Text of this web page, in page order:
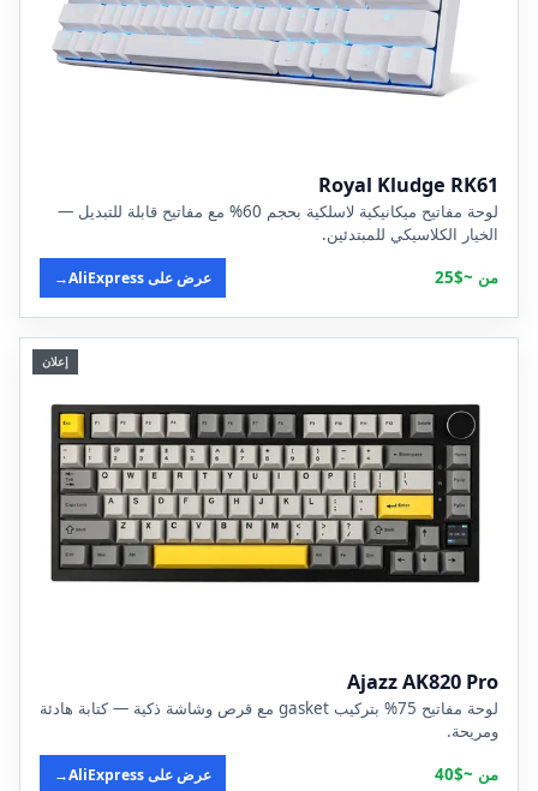
Royal Kludge RK61
لوحة مفاتيح ميكانيكية لاسلكية بحجم 60% مع مفاتيح قابلة للتبديل —
الخيار الكلاسيكي للمبتدئين.
من ~$25
عرض على AliExpress →
إعلان
Ajazz AK820 Pro
لوحة مفاتيح 75% بتركيب gasket مع قرص وشاشة ذكية — كتابة هادئة
ومريحة.
من ~$40
عرض على AliExpress →